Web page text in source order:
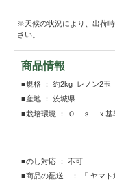
※天候の状況により、出荷
さい。
商品情報
■規格 ： 約2kg レノン2玉
■産地 ： 茨城県
■栽培環境 ： Ｏｉｓｉｘ
■のし対応 ： 不可
■商品の配送 ： 「 ヤマト